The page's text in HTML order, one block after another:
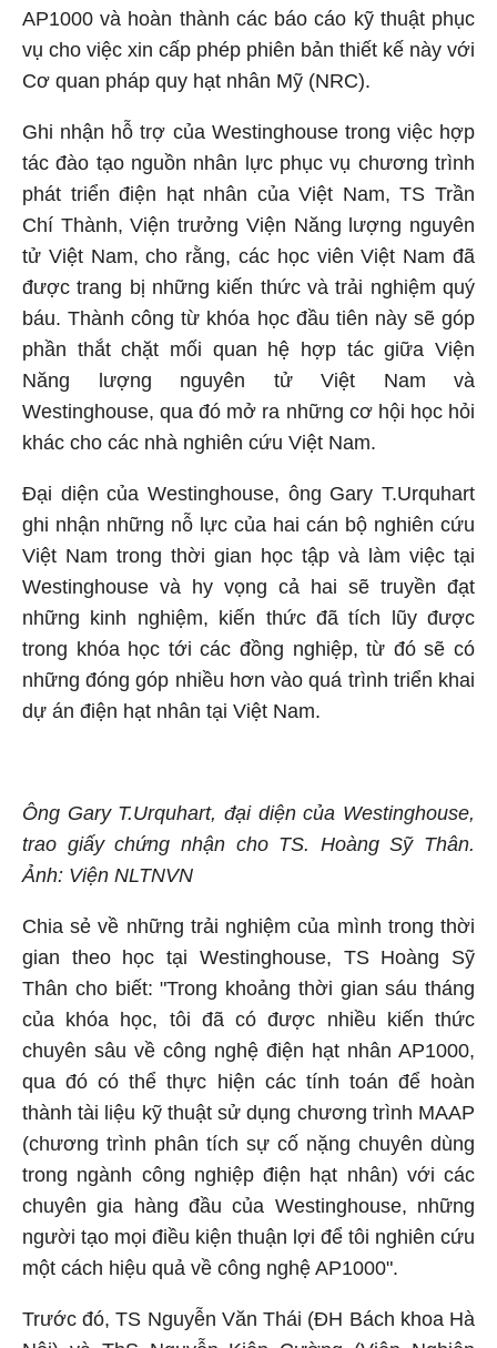
AP1000 và hoàn thành các báo cáo kỹ thuật phục
vụ cho việc xin cấp phép phiên bản thiết kế này với
Cơ quan pháp quy hạt nhân Mỹ (NRC).
Ghi nhận hỗ trợ của Westinghouse trong việc hợp
tác đào tạo nguồn nhân lực phục vụ chương trình
phát triển điện hạt nhân của Việt Nam, TS Trần
Chí Thành, Viện trưởng Viện Năng lượng nguyên
tử Việt Nam, cho rằng, các học viên Việt Nam đã
được trang bị những kiến thức và trải nghiệm quý
báu. Thành công từ khóa học đầu tiên này sẽ góp
phần thắt chặt mối quan hệ hợp tác giữa Viện
Năng lượng nguyên tử Việt Nam và
Westinghouse, qua đó mở ra những cơ hội học hỏi
khác cho các nhà nghiên cứu Việt Nam.
Đại diện của Westinghouse, ông Gary T.Urquhart
ghi nhận những nỗ lực của hai cán bộ nghiên cứu
Việt Nam trong thời gian học tập và làm việc tại
Westinghouse và hy vọng cả hai sẽ truyền đạt
những kinh nghiệm, kiến thức đã tích lũy được
trong khóa học tới các đồng nghiệp, từ đó sẽ có
những đóng góp nhiều hơn vào quá trình triển khai
dự án điện hạt nhân tại Việt Nam.
Ông Gary T.Urquhart, đại diện của Westinghouse,
trao giấy chứng nhận cho TS. Hoàng Sỹ Thân.
Ảnh: Viện NLTNVN
Chia sẻ về những trải nghiệm của mình trong thời
gian theo học tại Westinghouse, TS Hoàng Sỹ
Thân cho biết: "Trong khoảng thời gian sáu tháng
của khóa học, tôi đã có được nhiều kiến thức
chuyên sâu về công nghệ điện hạt nhân AP1000,
qua đó có thể thực hiện các tính toán để hoàn
thành tài liệu kỹ thuật sử dụng chương trình MAAP
(chương trình phân tích sự cố nặng chuyên dùng
trong ngành công nghiệp điện hạt nhân) với các
chuyên gia hàng đầu của Westinghouse, những
người tạo mọi điều kiện thuận lợi để tôi nghiên cứu
một cách hiệu quả về công nghệ AP1000".
Trước đó, TS Nguyễn Văn Thái (ĐH Bách khoa Hà